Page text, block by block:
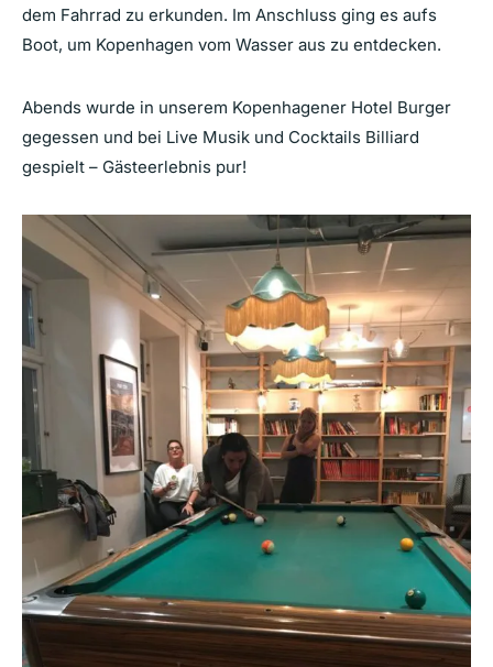
dem Fahrrad zu erkunden. Im Anschluss ging es aufs
Boot, um Kopenhagen vom Wasser aus zu entdecken.
Abends wurde in unserem Kopenhagener Hotel Burger
gegessen und bei Live Musik und Cocktails Billiard
gespielt – Gästeerlebnis pur!